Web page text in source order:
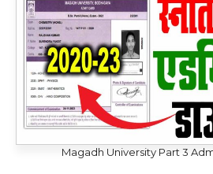
Magadh University Part 3